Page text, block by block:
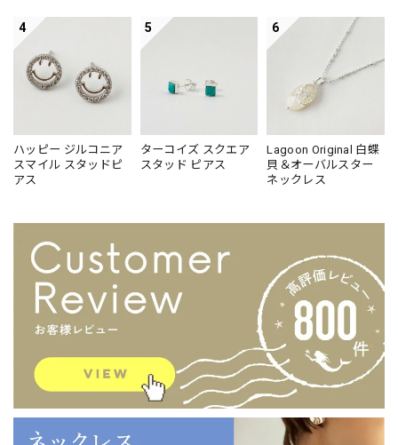
4
ハッピー ジルコニア
スマイル スタッドピ
アス
5
ターコイズ スクエア
スタッド ピアス
6
Lagoon Original 白蝶
貝＆オーバルスター
ネックレス